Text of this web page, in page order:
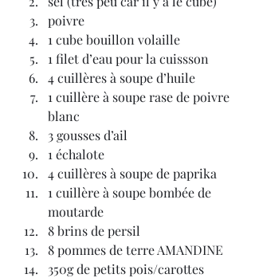
poivre
1 cube bouillon volaille
1 filet d’eau pour la cuissson
4 cuillères à soupe d’huile
1 cuillère à soupe rase de poivre
blanc
3 gousses d’ail
1 échalote
4 cuillères à soupe de paprika
1 cuillère à soupe bombée de
moutarde
8 brins de persil
8 pommes de terre AMANDINE
350g de petits pois/carottes